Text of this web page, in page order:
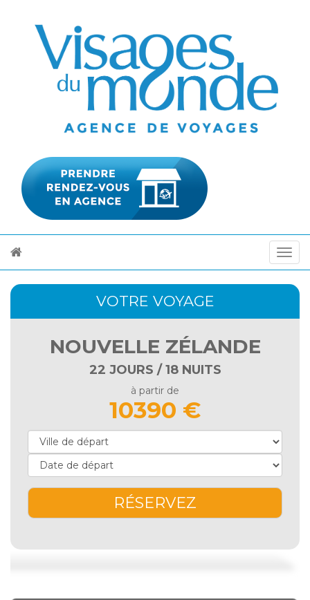
VOTRE VOYAGE
NOUVELLE ZÉLANDE
22 JOURS / 18 NUITS
à partir de
10390 €
RÉSERVEZ